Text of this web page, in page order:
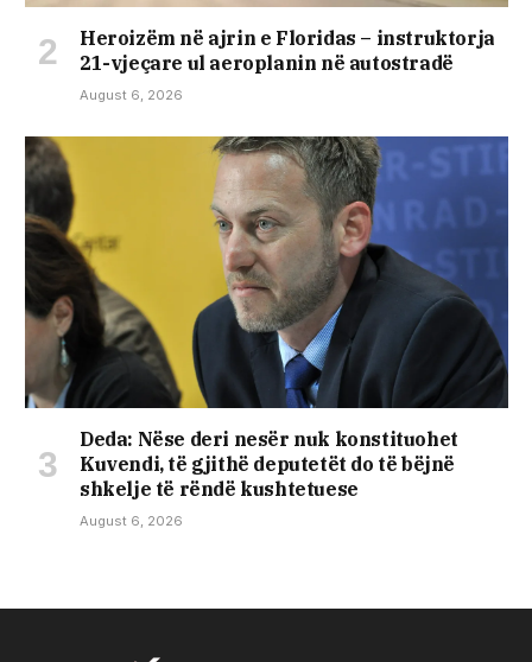
Heroizëm në ajrin e Floridas – instruktorja
21-vjeçare ul aeroplanin në autostradë
August 6, 2026
Deda: Nëse deri nesër nuk konstituohet
Kuvendi, të gjithë deputetët do të bëjnë
shkelje të rëndë kushtetuese
August 6, 2026